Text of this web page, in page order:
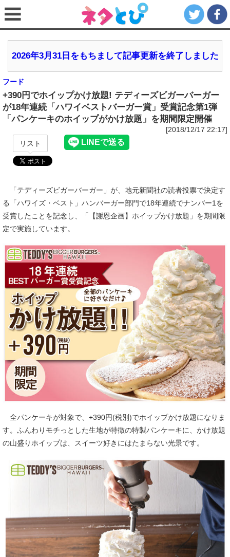
2026年3月31日をもちまして記事更新を終了しました
フード
+390円でホイップかけ放題! テディーズビガーバーガー
が18年連続「ハワイベストバーガー賞」受賞記念第1弾
「パンケーキのホイップがかけ放題」を期間限定開催
[2018/12/17 22:17]
リスト
「テディーズビガーバーガー」が、地元新聞社の読者投票で決定す
る「ハワイズ・ベスト」ハンバーガー部門で18年連続でナンバー1を
受賞したことを記念し、「【謝恩企画】ホイップかけ放題」を期間限
定で実施しています。
全パンケーキが対象で、+390円(税別)でホイップかけ放題になりま
す。ふんわりモチっとした生地が特徴の特製パンケーキに、かけ放題
の山盛りホイップは、スイーツ好きにはたまらない光景です。